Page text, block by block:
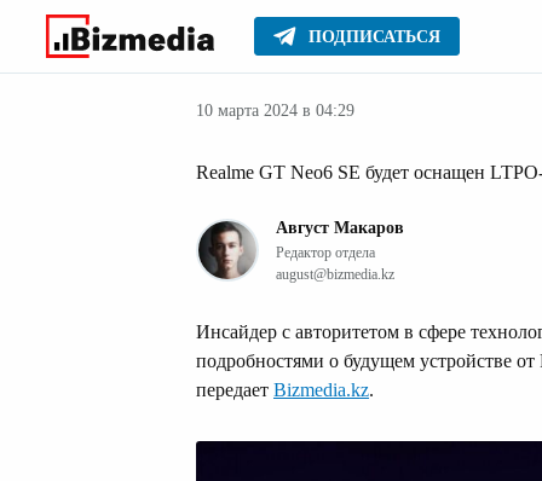
ПОДПИСАТЬСЯ
Главное Новости Мировые
10 марта 2024 в 04:29
Realme GT Neo6 SE будет оснащен
Август Макаров
Редактор отдела
august@bizmedia.kz
Инсайдер с авторитетом в сфере
подробностями о будущем устройстве
передает Bizmedia.kz.